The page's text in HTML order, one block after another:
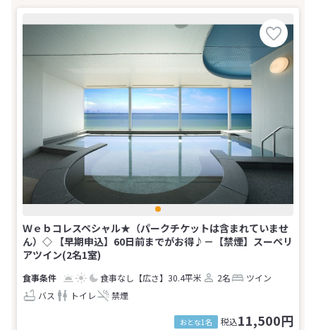
Ｗｅｂコレスペシャル★（パークチケットは含まれていませ
ん）◇ 【早期申込】60日前までがお得♪－【禁煙】スーペリ
アツイン(2名1室)
食事なし 【広さ】30.4平米 2名
ツイン
バス
トイレ 禁煙
おとな1名 税込11,500円